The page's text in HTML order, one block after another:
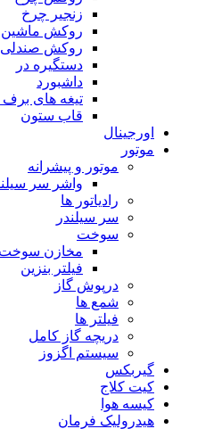
زنجیر چرخ
روکش ماشین
روکش صندلی
دستگیره در
داشبورد
تیغه های
قاب ستون
اورجینال
موتور
موتور و پیشرانه
واشر سر
رادیاتور ها
سر سیلندر
سوخت
مخازن سوخت
فیلتر بنزین
درپوش گاز
شمع ها
فیلتر ها
دریچه گاز کامل
سیستم اگزوز
گیربکس
کیت کلاج
کیسه هوا
هیدرولیک فرمان